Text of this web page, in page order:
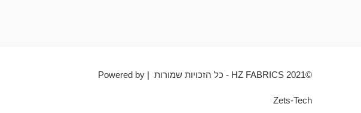
©HZ FABRICS 2021 - כל הזכויות שמורות | Powered by
Zets-Tech